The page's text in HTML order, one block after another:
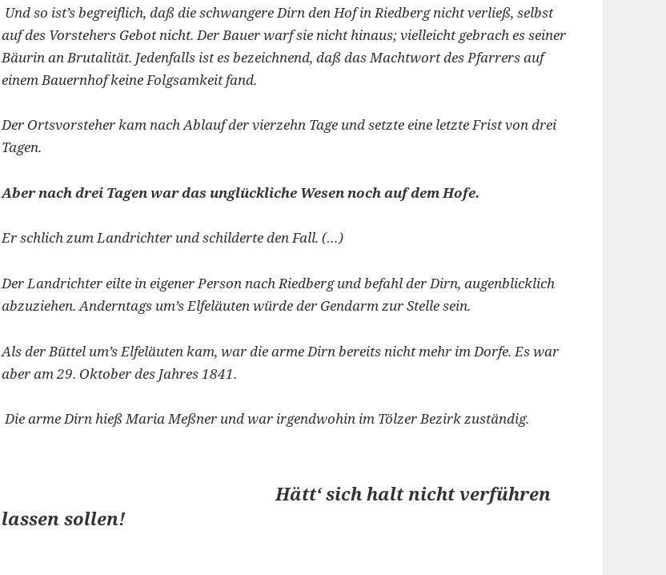
Und so ist’s begreiflich, daß die schwangere Dirn den Hof in Riedberg nicht verließ, selbst
auf des Vorstehers Gebot nicht. Der Bauer warf sie nicht hinaus; vielleicht gebrach es seiner
Bäurin an Brutalität. Jedenfalls ist es bezeichnend, daß das Machtwort des Pfarrers auf
einem Bauernhof keine Folgsamkeit fand.
Der Ortsvorsteher kam nach Ablauf der vierzehn Tage und setzte eine letzte Frist von drei
Tagen.
Aber nach drei Tagen war das unglückliche Wesen noch auf dem Hofe.
Er schlich zum Landrichter und schilderte den Fall. (…)
Der Landrichter eilte in eigener Person nach Riedberg und befahl der Dirn, augenblicklich
abzuziehen. Anderntags um’s Elfeläuten würde der Gendarm zur Stelle sein.
Als der Büttel um’s Elfeläuten kam, war die arme Dirn bereits nicht mehr im Dorfe. Es war
aber am 29. Oktober des Jahres 1841.
Die arme Dirn hieß Maria Meßner und war irgendwohin im Tölzer Bezirk zuständig.
Hätt‘ sich halt nicht verführen
lassen sollen!